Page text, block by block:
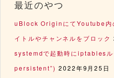
最近のやつ
uBlock OriginにてYoutube内
イトルやチャンネルをブロック
systemdで起動時にiptables
persistent”) 2022年9月25日